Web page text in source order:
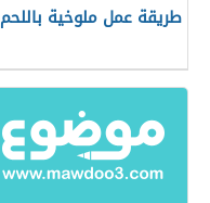
طريقة عمل ملوخية باللحم